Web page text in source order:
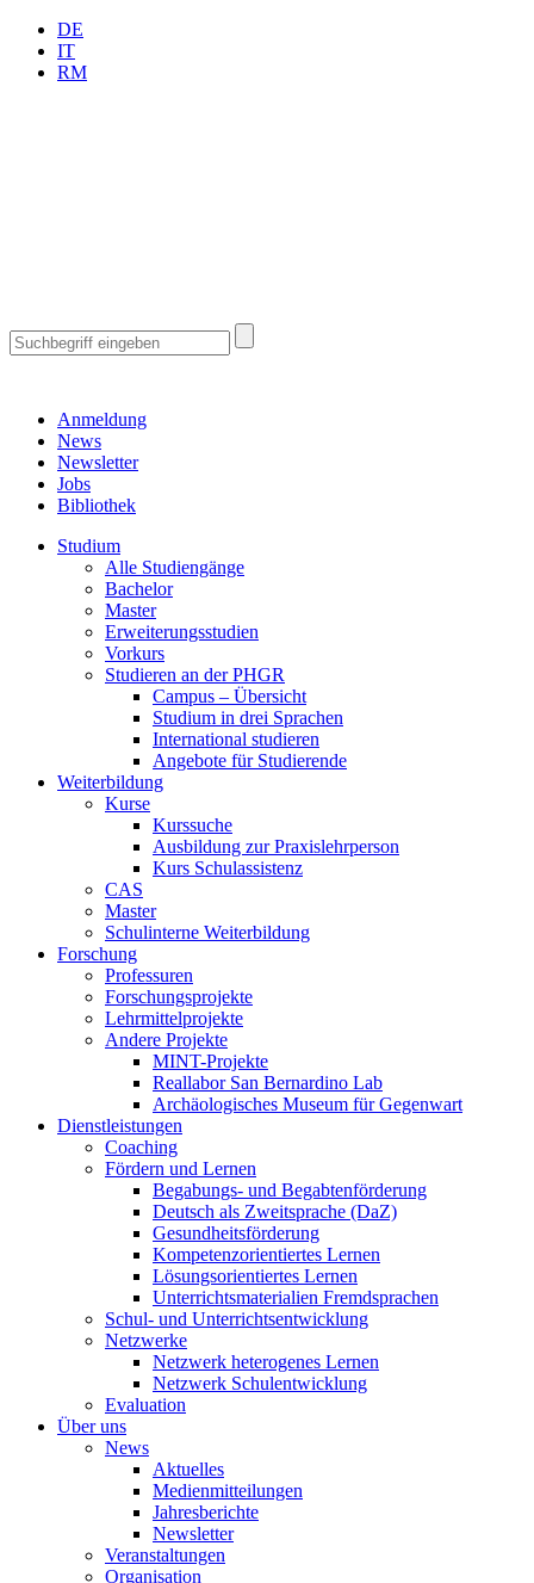
DE
IT
RM
Anmeldung
News
Newsletter
Jobs
Bibliothek
Studium
Alle Studiengänge
Bachelor
Master
Erweiterungsstudien
Vorkurs
Studieren an der PHGR
Campus – Übersicht
Studium in drei Sprachen
International studieren
Angebote für Studierende
Weiterbildung
Kurse
Kurssuche
Ausbildung zur Praxislehrperson
Kurs Schulassistenz
CAS
Master
Schulinterne Weiterbildung
Forschung
Professuren
Forschungsprojekte
Lehrmittelprojekte
Andere Projekte
MINT-Projekte
Reallabor San Bernardino Lab
Archäologisches Museum für Gegenwart
Dienstleistungen
Coaching
Fördern und Lernen
Begabungs- und Begabtenförderung
Deutsch als Zweitsprache (DaZ)
Gesundheitsförderung
Kompetenzorientiertes Lernen
Lösungsorientiertes Lernen
Unterrichtsmaterialien Fremdsprachen
Schul- und Unterrichtsentwicklung
Netzwerke
Netzwerk heterogenes Lernen
Netzwerk Schulentwicklung
Evaluation
Über uns
News
Aktuelles
Medienmitteilungen
Jahresberichte
Newsletter
Veranstaltungen
Organisation